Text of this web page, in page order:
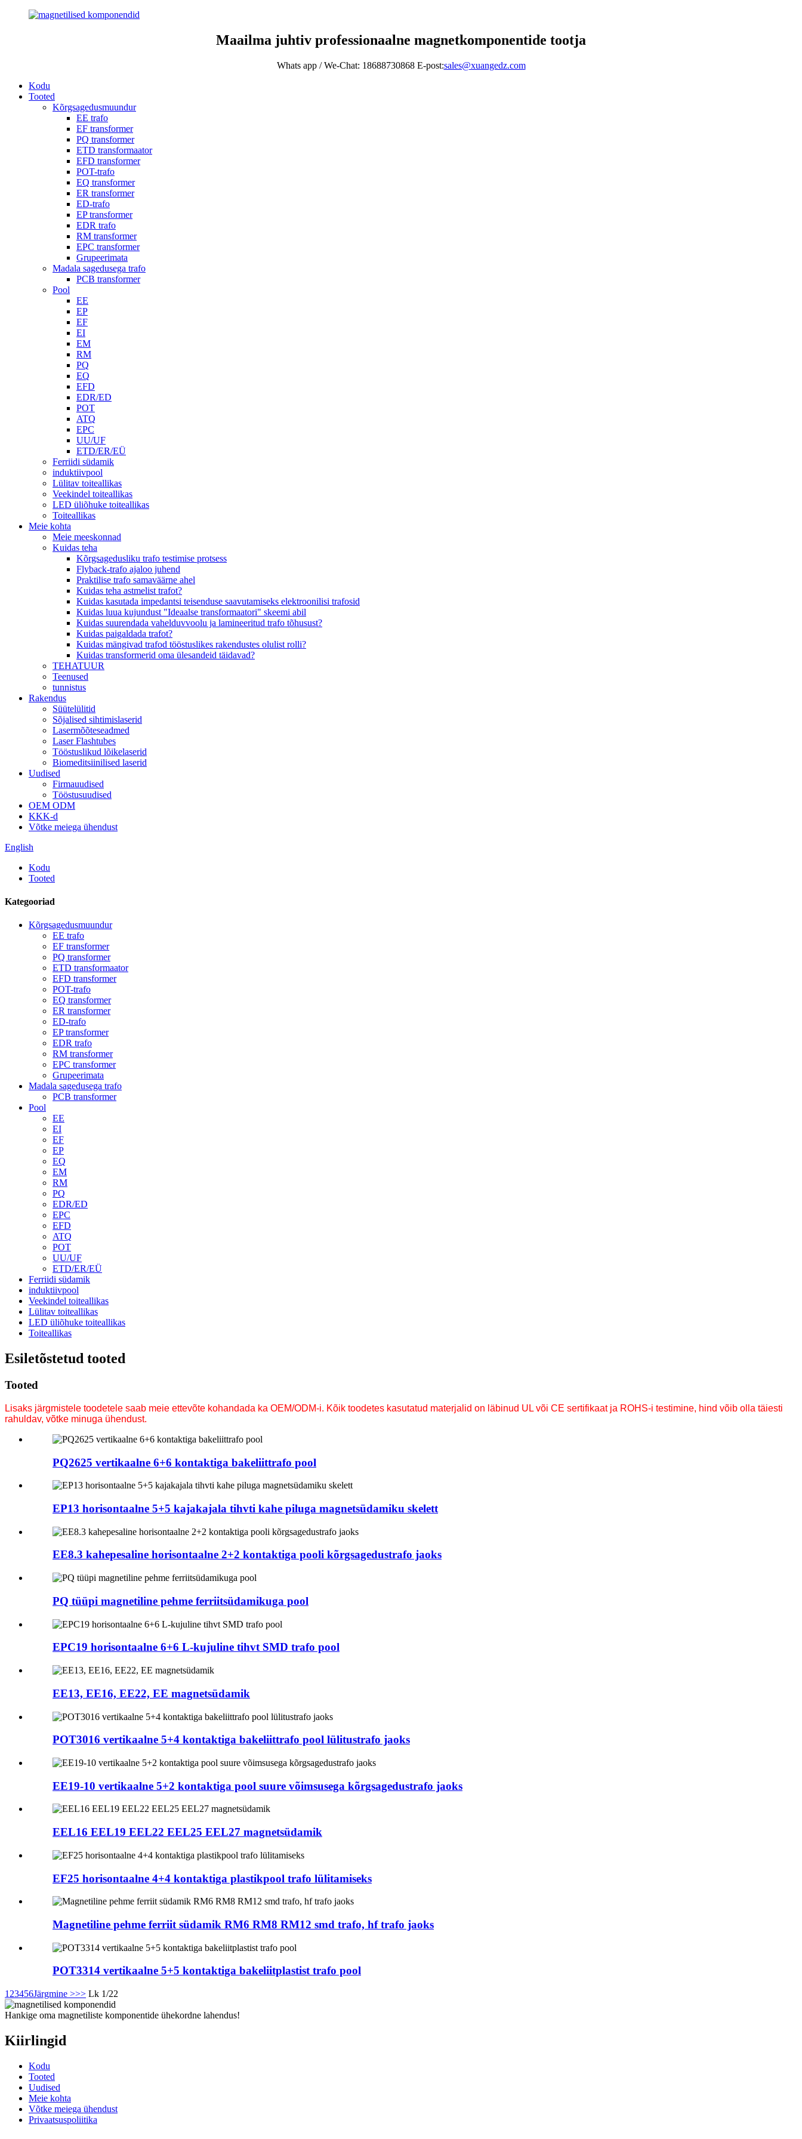
Maailma juhtiv professionaalne magnetkomponentide tootja
Whats app / We-Chat: 18688730868 E-post:sales@xuangedz.com
Kodu
Tooted
Kõrgsagedusmuundur
EE trafo
EF transformer
PQ transformer
ETD transformaator
EFD transformer
POT-trafo
EQ transformer
ER transformer
ED-trafo
EP transformer
EDR trafo
RM transformer
EPC transformer
Grupeerimata
Madala sagedusega trafo
PCB transformer
Pool
EE
EP
EF
EI
EM
RM
PQ
EQ
EFD
EDR/ED
POT
ATQ
EPC
UU/UF
ETD/ER/EÜ
Ferriidi südamik
induktiivpool
Lülitav toiteallikas
Veekindel toiteallikas
LED üliõhuke toiteallikas
Toiteallikas
Meie kohta
Meie meeskonnad
Kuidas teha
Kõrgsagedusliku trafo testimise protsess
Flyback-trafo ajaloo juhend
Praktilise trafo samaväärne ahel
Kuidas teha astmelist trafot?
Kuidas kasutada impedantsi teisenduse saavutamiseks elektroonilisi trafosid
Kuidas luua kujundust "Ideaalse transformaatori" skeemi abil
Kuidas suurendada vahelduvvoolu ja lamineeritud trafo tõhusust?
Kuidas paigaldada trafot?
Kuidas mängivad trafod tööstuslikes rakendustes olulist rolli?
Kuidas transformerid oma ülesandeid täidavad?
TEHATUUR
Teenused
tunnistus
Rakendus
Süütelülitid
Sõjalised sihtimislaserid
Lasermõõteseadmed
Laser Flashtubes
Tööstuslikud lõikelaserid
Biomeditsiinilised laserid
Uudised
Firmauudised
Tööstusuudised
OEM ODM
KKK-d
Võtke meiega ühendust
English
Kodu
Tooted
Kategooriad
Kõrgsagedusmuundur
EE trafo
EF transformer
PQ transformer
ETD transformaator
EFD transformer
POT-trafo
EQ transformer
ER transformer
ED-trafo
EP transformer
EDR trafo
RM transformer
EPC transformer
Grupeerimata
Madala sagedusega trafo
PCB transformer
Pool
EE
EI
EF
EP
EQ
EM
RM
PQ
EDR/ED
EPC
EFD
ATQ
POT
UU/UF
ETD/ER/EÜ
Ferriidi südamik
induktiivpool
Veekindel toiteallikas
Lülitav toiteallikas
LED üliõhuke toiteallikas
Toiteallikas
Esiletõstetud tooted
Tooted
Lisaks järgmistele toodetele saab meie ettevõte kohandada ka OEM/ODM-i. Kõik toodetes kasutatud materjalid on läbinud UL või CE sertifikaat ja ROHS-i testimine, hind võib olla täiesti
rahuldav, võtke minuga ühendust.
PQ2625 vertikaalne 6+6 kontaktiga bakeliittrafo pool
EP13 horisontaalne 5+5 kajakajala tihvti kahe piluga magnetsüdamiku skelett
EE8.3 kahepesaline horisontaalne 2+2 kontaktiga pooli kõrgsagedustrafo jaoks
PQ tüüpi magnetiline pehme ferriitsüdamikuga pool
EPC19 horisontaalne 6+6 L-kujuline tihvt SMD trafo pool
EE13, EE16, EE22, EE magnetsüdamik
POT3016 vertikaalne 5+4 kontaktiga bakeliittrafo pool lülitustrafo jaoks
EE19-10 vertikaalne 5+2 kontaktiga pool suure võimsusega kõrgsagedustrafo jaoks
EEL16 EEL19 EEL22 EEL25 EEL27 magnetsüdamik
EF25 horisontaalne 4+4 kontaktiga plastikpool trafo lülitamiseks
Magnetiline pehme ferriit südamik RM6 RM8 RM12 smd trafo, hf trafo jaoks
POT3314 vertikaalne 5+5 kontaktiga bakeliitplastist trafo pool
1 23456Järgmine >>> Lk 1/22
Hankige oma magnetiliste komponentide ühekordne lahendus!
Kiirlingid
Kodu
Tooted
Uudised
Meie kohta
Võtke meiega ühendust
Privaatsuspoliitika